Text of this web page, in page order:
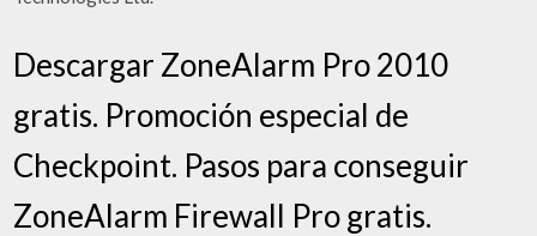
Descargar ZoneAlarm Pro 2010
gratis. Promoción especial de
Checkpoint. Pasos para conseguir
ZoneAlarm Firewall Pro gratis.